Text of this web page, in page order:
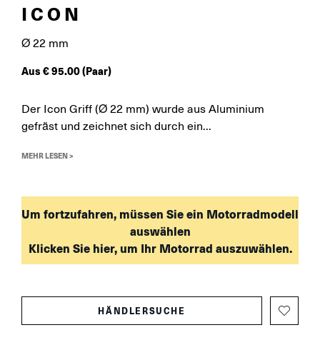
ICON
Ø 22 mm
Aus€95.00(Paar)
Der Icon Griff (Ø 22 mm) wurde aus Aluminium
gefräst und zeichnet sich durch ein...
MEHR LESEN >
Um fortzufahren, müssen Sie ein Motorradmodell
auswählen
Klicken Sie hier, um Ihr Motorrad auszuwählen.
HÄNDLERSUCHE